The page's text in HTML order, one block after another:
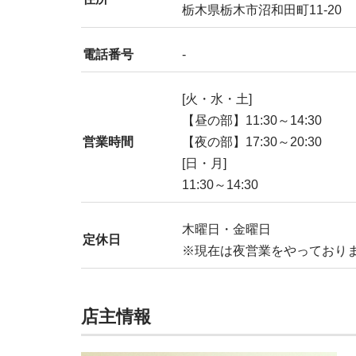
栃木県栃木市沼和田町11-20
電話番号 -
営業時間
[火・水・土]
【昼の部】11:30～14:30
【夜の部】17:30～20:30
[日・月]
11:30～14:30
定休日
木曜日・金曜日
※現在は夜営業をやっており
店主情報